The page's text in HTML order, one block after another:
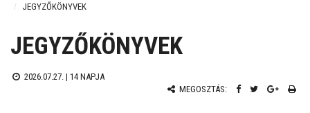
JEGYZŐKÖNYVEK
JEGYZŐKÖNYVEK
2026.07.27. | 14 NAPJA
MEGOSZTÁS: